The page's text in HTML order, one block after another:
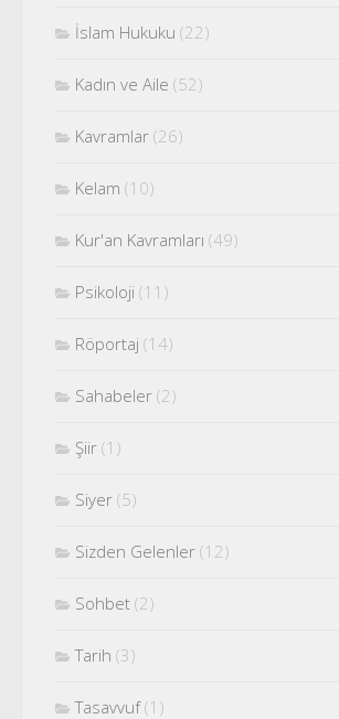
İslam Hukuku (22)
Kadın ve Aile (52)
Kavramlar (26)
Kelam (10)
Kur'an Kavramları (49)
Psikoloji (11)
Röportaj (14)
Sahabeler (2)
Şiir (1)
Siyer (5)
Sizden Gelenler (12)
Sohbet (2)
Tarih (3)
Tasavvuf(1)